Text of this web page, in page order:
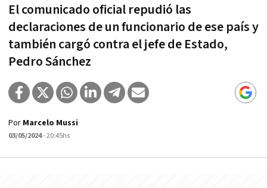
El comunicado oficial repudió las
declaraciones de un funcionario de ese país y
también cargó contra el jefe de Estado,
Pedro Sánchez
Por Marcelo Mussi
03/05/2024- 20:45hs